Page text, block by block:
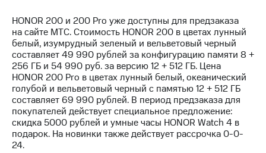
отчетность
Контакты
Новости
в
регионе
и акционерам
Корпоративное
управление
HONOR 200 и 200 Pro уже доступны для предзаказа
на сайте МТС. Стоимость HONOR 200 в цветах лунный
белый, изумрудный зеленый и вельветовый черный
составляет 49 990 рублей за конфигурацию памяти 8 +
256 ГБ и 54 990 руб. за версию 12 + 512 ГБ. Цена
HONOR 200 Pro в цветах лунный белый, океанический
голубой и вельветовый черный с памятью 12 + 512 ГБ
составляет 69 990 рублей. В период предзаказа для
покупателей действует специальное предложение:
скидка 5000 рублей и умные часы HONOR Watch 4 в
подарок. На новинки также действует рассрочка 0-0-
24.